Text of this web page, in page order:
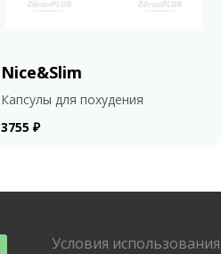
Nice&Slim
Капсулы для похудения
3755 ₽
Условия использования